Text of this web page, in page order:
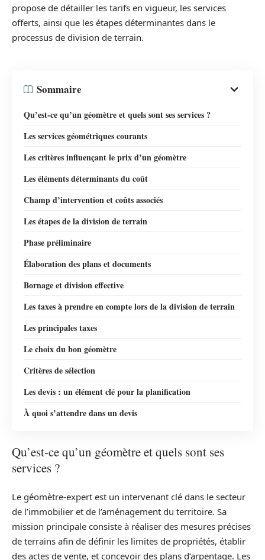
propose de détailler les tarifs en vigueur, les services
offerts, ainsi que les étapes déterminantes dans le
processus de division de terrain.
Sommaire
Qu’est-ce qu’un géomètre et quels sont ses services ?
Les services géométriques courants
Les critères influençant le prix d’un géomètre
Les éléments déterminants du coût
Champ d’intervention et coûts associés
Les étapes de la division de terrain
Phase préliminaire
Élaboration des plans et documents
Bornage et division effective
Les taxes à prendre en compte lors de la division de terrain
Les principales taxes
Le choix du bon géomètre
Critères de sélection
Les devis : un élément clé pour la planification
À quoi s’attendre dans un devis
Qu’est-ce qu’un géomètre et quels sont ses
services ?
Le géomètre-expert est un intervenant clé dans le secteur
de l’immobilier et de l’aménagement du territoire. Sa
mission principale consiste à réaliser des mesures précises
de terrains afin de définir les limites de propriétés, établir
des actes de vente, et concevoir des plans d’arpentage. Les